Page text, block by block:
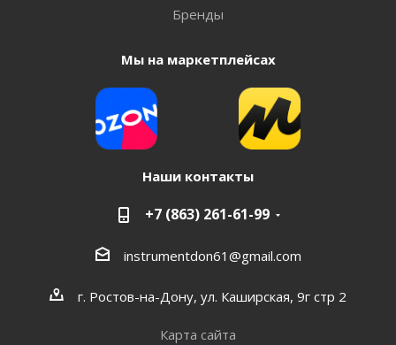
Бренды
Мы на маркетплейсах
Наши контакты
+7 (863) 261-61-99
instrumentdon61@gmail.com
г. Ростов-на-Дону, ул. Каширская, 9г стр 2
Карта сайта